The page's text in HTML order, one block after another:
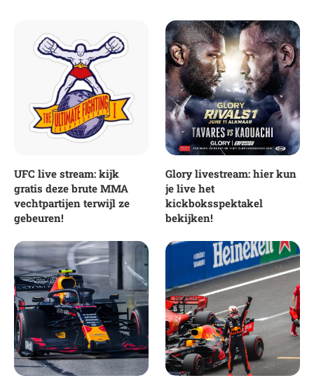
UFC live stream: kijk
gratis deze brute MMA
vechtpartijen terwijl ze
gebeuren!
Glory livestream: hier kun
je live het
kickboksspektakel
bekijken!